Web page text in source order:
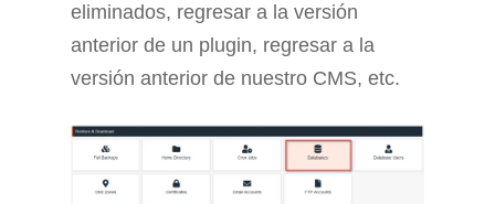
eliminados, regresar a la versión
anterior de un plugin, regresar a la
versión anterior de nuestro CMS, etc.